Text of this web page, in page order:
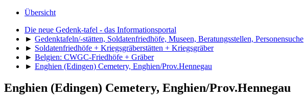
Übersicht
Die neue Gedenk-tafel - das Informationsportal
► Gedenktafeln/-stätten, Soldatenfriedhöfe, Museen, Beratungsstellen, Personensuche
► Soldatenfriedhöfe + Kriegsgräberstätten + Kriegsgräber
► Belgien: CWGC-Friedhöfe + Gräber
► Enghien (Edingen) Cemetery, Enghien/Prov.Hennegau
Enghien (Edingen) Cemetery, Enghien/Prov.Hennegau